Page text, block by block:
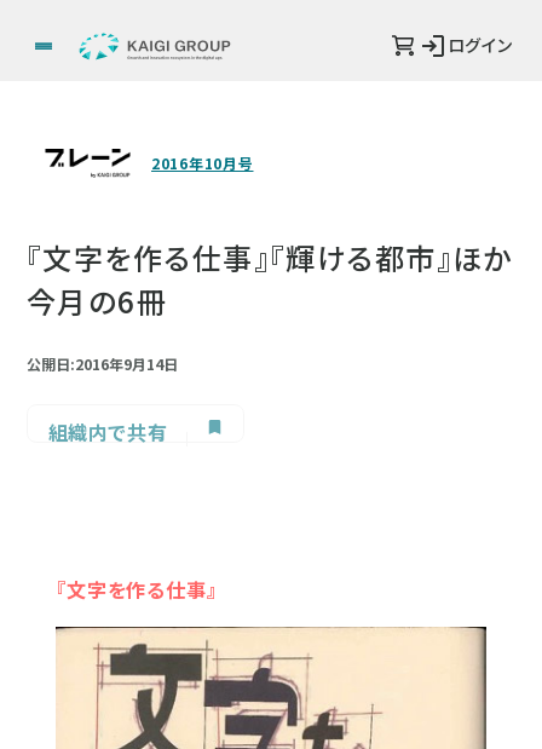
ログイン
2016年10月号
『文字を作る仕事』『輝ける都市』ほか
今月の6冊
公開日:2016年9月14日
組織内で共有
『文字を作る仕事』